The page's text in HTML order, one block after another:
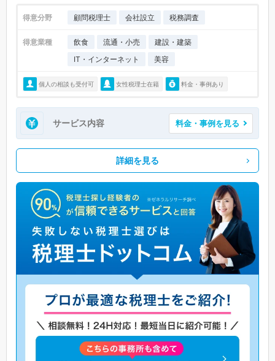
得意分野 顧問税理士 会社設立 税務調査
得意業種 飲食 流通・小売
建設・建築
IT・インターネット
美容
個人の相談も受付可 女性税理士在籍 料金・事例あり
サービス内容 料金・事例を見る
詳細を見る